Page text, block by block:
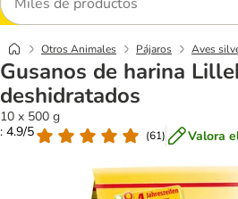
Otros Animales Pájaros Aves
Gusanos de harina
deshidratados
10 x 500 g
: 4.9/5
(61) Valora